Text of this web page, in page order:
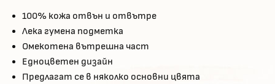
100% кожа отвън и отвътре
Лека гумена подметка
Омекотена вътрешна част
Едноцветен дизайн
Предлагат се в няколко основни цвята